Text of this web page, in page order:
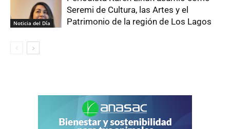
Noticia del Día
Seremi de Cultura, las Artes y el
Patrimonio de la región de Los Lagos